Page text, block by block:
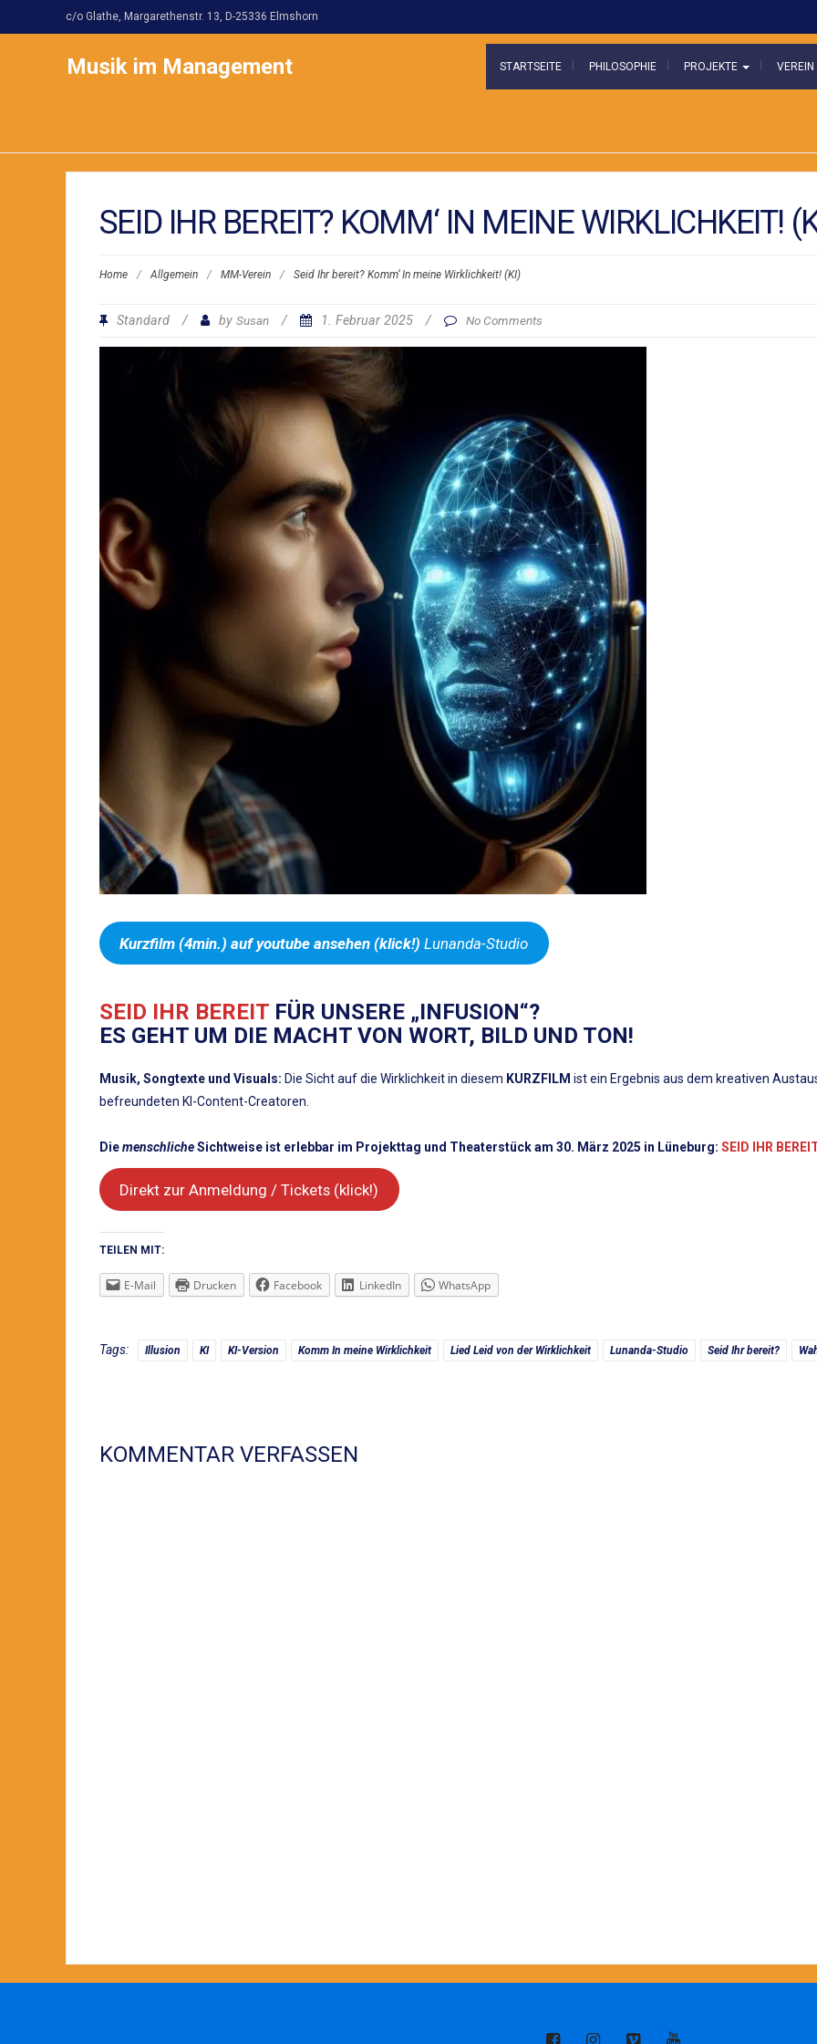
c/o Glathe, Margarethenstr. 13, D-25336 Elmshorn
Musik im Management STARTSEITE PHILOSOPHIE PROJEKTE VEREIN
SEID IHR BEREIT? KOMM‘ IN MEINE WIRKLICHKEIT!
Home / Allgemein / MM-Verein / Seid Ihr bereit? Komm‘ In meine Wirklichkeit! (KI)
Standard / by Susan / 1. Februar 2025 / No Comments
Kurzfilm (4min.) auf youtube ansehen (klick!) Lunanda-Studio
SEID IHR BEREITFÜR UNSERE „INFUSION“?
ES GEHT UM DIE MACHT VON WORT, BILD UND TON!
Musik, Songtexte und Visuals: Die Sicht auf die Wirklichkeit in diesem KURZFILM ist ein Ergebnis aus dem kreativen
befreundeten KI-Content-Creatoren.
DiemenschlicheSichtweise ist erlebbar im Projekttag und Theaterstück am 30. März 2025 in Lüneburg: SEID IHR
Direkt zur Anmeldung / Tickets (klick!)
TEILEN MIT:
E-Mail Drucken Facebook LinkedIn WhatsApp
Tags: Illusion KI KI-Version Komm In meine Wirklichkeit Lied Leid von der Wirklichkeit Lunanda-Studio Seid Ihr bereit?
KOMMENTAR VERFASSEN